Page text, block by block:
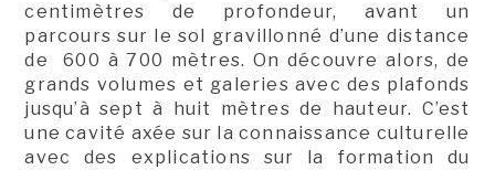
centimètres de profondeur, avant un
parcours sur le sol gravillonné d’une distance
de 600 à 700 mètres. On découvre alors, de
grands volumes et galeries avec des plafonds
jusqu’à sept à huit mètres de hauteur. C’est
une cavité axée sur la connaissance culturelle
avec des explications sur la formation du